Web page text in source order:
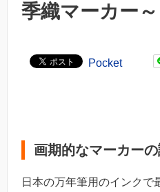
季織マーカー～
Pocket
画期的なマーカー
日本の万年筆用のインクで